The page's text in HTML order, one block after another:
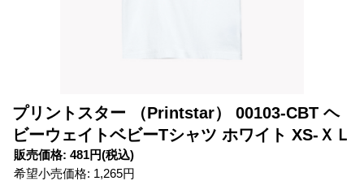
プリントスター （Printstar） 00103-CBT ヘ
ビーウェイトベビーTシャツ ホワイト XS-ＸＬ
販売価格: 481円(税込)
希望小売価格: 1,265円